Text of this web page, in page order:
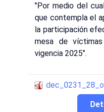
"Por medio del
que contempla el
la participación
mesa de
vigencia 2025".